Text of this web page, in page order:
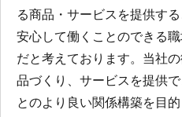
る商品・サービスを提供す
安心して働くことのできる
だと考えております。当社
品づくり、サービスを提供
とのより良い関係構築を目